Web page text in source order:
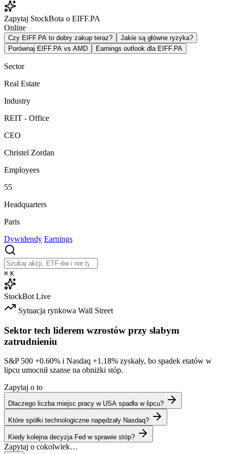
Zapytaj StockBota o EIFF.PA
Online
Czy EIFF.PA to dobry zakup teraz?
Jakie są główne ryzyka?
Porównaj EIFF.PA vs AMD
Earnings outlook dla EIFF.PA
Sector
Real Estate
Industry
REIT - Office
CEO
Christel Zordan
Employees
55
Headquarters
Paris
Dywidendy Earnings
⌘ K
StockBot Live
Sytuacja rynkowa Wall Street
Sektor tech liderem wzrostów przy słabym
zatrudnieniu
S&P 500 +0.60% i Nasdaq +1.18% zyskały, bo spadek etatów w
lipcu umocnił szanse na obniżki stóp.
Zapytaj o to
Dlaczego liczba miejsc pracy w USA spadła w lipcu?
Które spółki technologiczne napędzały Nasdaq?
Kiedy kolejna decyzja Fed w sprawie stóp?